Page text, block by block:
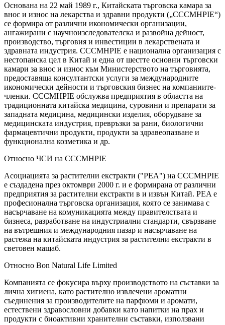
Основана на 22 май 1989 г., Китайската търговска камара за
внос и износ на лекарства и здравни продукти („CCCMHPIE“)
се формира от различни икономически организации,
ангажирани с научноизследователска и развойна дейност,
производство, търговия и инвестиции в лекарствената и
здравната индустрия. CCCMHPIE е национална организация с
нестопанска цел в Китай и една от шестте основни търговски
камари за внос и износ към Министерството на търговията,
предоставяща консултантски услуги за международните
икономически дейности и търговския бизнес на компаниите-
членки. CCCMHPIE обслужва предприятия в областта на
традиционната китайска медицина, суровини и препарати за
западната медицина, медицински изделия, оборудване за
медицинската индустрия, превръзки за рани, биологични
фармацевтични продукти, продукти за здравеопазване и
функционална козметика и др.
Относно ЧСИ на CCCMHPIE
Асоциацията за растителни екстракти ("PEA") на CCCMHPIE
е създадена през октомври 2000 г. и е формирана от различни
предприятия за растителни екстракти в и извън Китай. PEA е
професионална търговска организация, която се занимава с
насърчаване на комуникацията между правителствата и
бизнеса, разработване на индустриални стандарти, свързване
на вътрешния и международния пазар и насърчаване на
растежа на китайската индустрия за растителни екстракти в
световен мащаб.
Относно Bon Natural Life Limited
Компанията се фокусира върху производството на съставки за
лична хигиена, като растително извлечени ароматни
съединения за производителите на парфюми и аромати,
естествени здравословни добавки като напитки на прах и
продукти с биоактивни хранителни съставки, използвани